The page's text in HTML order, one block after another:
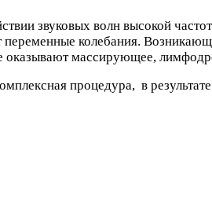
звуковых волн высокой
колебания.
массирующее,
процедура, в